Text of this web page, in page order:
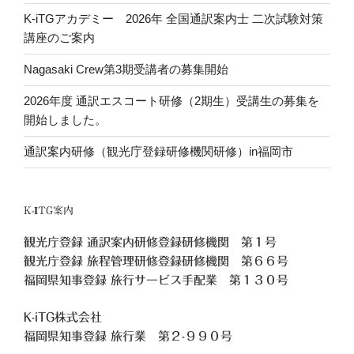
K-iTGアカデミー 2026年 全国通訳案内士 二次試験対策
講座のご案内
Nagasaki Crew第3期受講者の募集開始
2026年度 通訳エスコート研修（2期生）受講生の募集を
開始しました。
通訳案内研修（観光庁登録研修機関研修）in福岡市
K-ITG案内
観光庁登録 通訳案内研修登録研修機関 第１号
観光庁登録 旅程管理研修登録研修機関 第６６号
福岡県知事登録 旅行サービス手配業 第１３０号
K-iTG株式会社
福岡県知事登録 旅行業 第２-９９０号